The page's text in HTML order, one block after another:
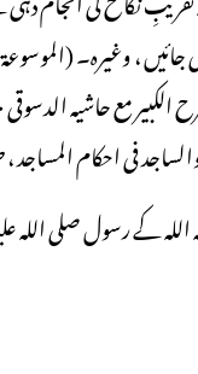
، وغیرہ۔ (الموسوعۃ
کے رسول صلی اللہ